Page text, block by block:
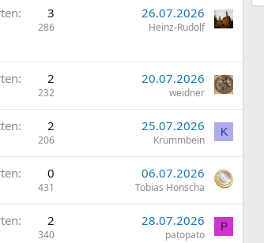
3
286
26.07.2026
Heinz-Rudolf
2
232
20.07.2026
weidner
2
206
25.07.2026
Krummbein
K
0
431
06.07.2026
Tobias Honscha
2
340
28.07.2026
patopato
P